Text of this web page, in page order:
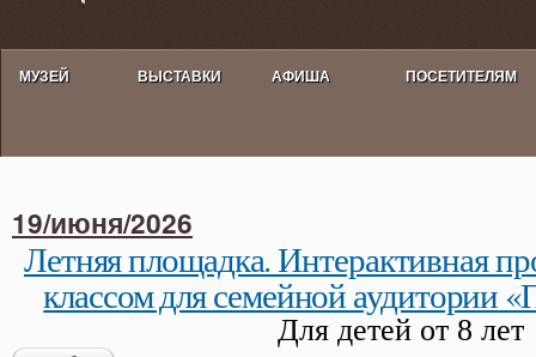
МУЗЕЙ ВЫСТАВКИ АФИША ПОСЕТИТЕЛЯМ
Activities calendar
19/июня/2026
Летняя площадка. Интерактивная
классом для семейной аудитории
Для детей от 8 лет